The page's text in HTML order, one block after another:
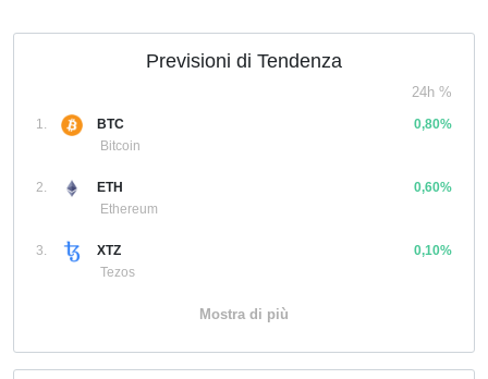
Previsioni di Tendenza
24h %
1.
BTC
Bitcoin
0,80%
2.
ETH
Ethereum
0,60%
3.
XTZ
Tezos
0,10%
Mostra di più